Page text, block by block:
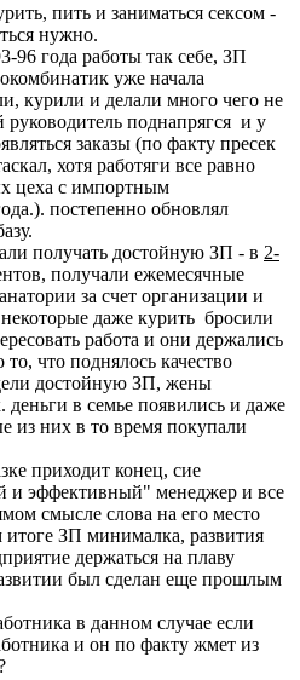
пить и заниматься сексом -
нужно.
года работы так себе, ЗП
уже начала
курили и делали много чего не
поднапрягся и у
заказы (по факту пресек
хотя работяги все равно
цеха с импортным
постепенно обновлял
получать достойную ЗП - в 2-
получали ежемесячные
за счет организации и
даже курить бросили
работа и они держались
что поднялось качество
достойную ЗП, жены
деньги в семье появились и даже
из них в то время покупали
приходит конец, сие
и эффективный" менеджер и все
смысле слова на его место
ЗП минималка, развития
держаться на плаву
был сделан еще прошлым
в данном случае если
и он по факту жмет из